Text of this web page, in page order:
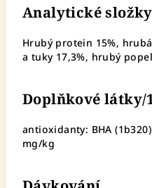
Analytické složky
Hrubý protein 15%,
a tuky 17,3%, hrubý popel
Doplňkové látky/
antioxidanty: BHA
mg/kg